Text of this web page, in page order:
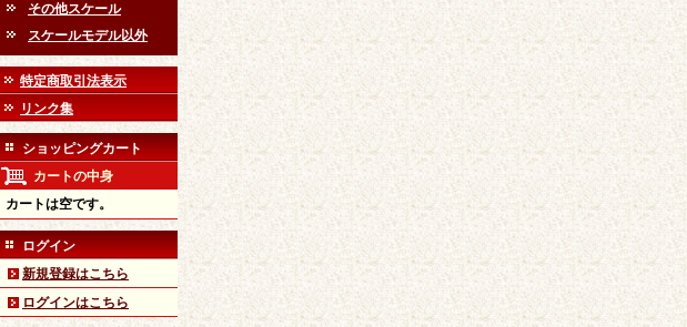
その他スケール
スケールモデル以外
特定商取引法表示
リンク集
ショッピングカート
カートの中身
カートは空です。
ログイン
新規登録はこちら
ログインはこちら